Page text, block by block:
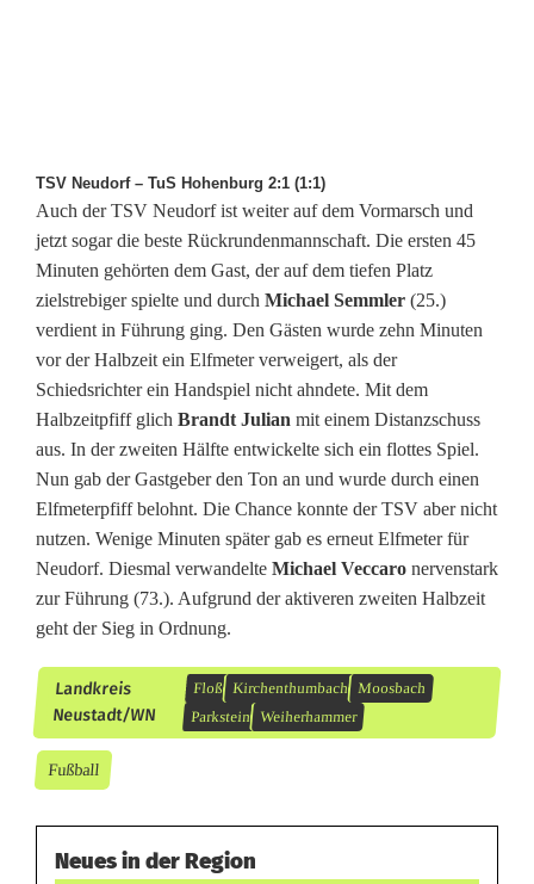
k
r
u
n
d
e
TSV Neudorf – TuS Hohenburg 2:1 (1:1)
Auch der TSV Neudorf ist weiter auf dem Vormarsch und
jetzt sogar die beste Rückrundenmannschaft. Die ersten 45
Minuten gehörten dem Gast, der auf dem tiefen Platz
zielstrebiger spielte und durch Michael Semmler (25.)
verdient in Führung ging. Den Gästen wurde zehn Minuten
vor der Halbzeit ein Elfmeter verweigert, als der
Schiedsrichter ein Handspiel nicht ahndete. Mit dem
Halbzeitpfiff glich Brandt Julian mit einem Distanzschuss
aus. In der zweiten Hälfte entwickelte sich ein flottes Spiel.
Nun gab der Gastgeber den Ton an und wurde durch einen
Elfmeterpfiff belohnt. Die Chance konnte der TSV aber nicht
nutzen. Wenige Minuten später gab es erneut Elfmeter für
Neudorf. Diesmal verwandelte Michael Veccaro nervenstark
zur Führung (73.). Aufgrund der aktiveren zweiten Halbzeit
geht der Sieg in Ordnung.
Landkreis
Neustadt/WN
Floß Kirchenthumbach Moosbach
Parkstein Weiherhammer
Fußball
Neues in der Region